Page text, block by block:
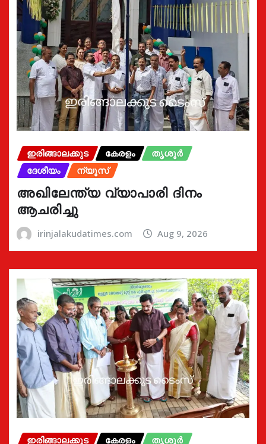
ഇരിങ്ങാലക്കുട കേരളം
തൃശൂർ
ദേശീയം
ന്യൂസ്
അഖിലേന്ത്യ വ്യാപാരി ദിനം
ആചരിച്ചു
irinjalakudatimes.com Aug 9, 2026
ഇരിങ്ങാലക്കുട കേരളം തൃശൂർ